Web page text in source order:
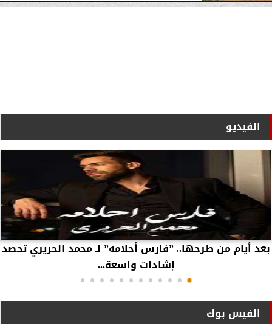
الفيديو
بعد أيام من طرحها.. ”فارس أحلامه” لـ محمد الحريري تحصد
إشادات واسعة...
الفيس بوك